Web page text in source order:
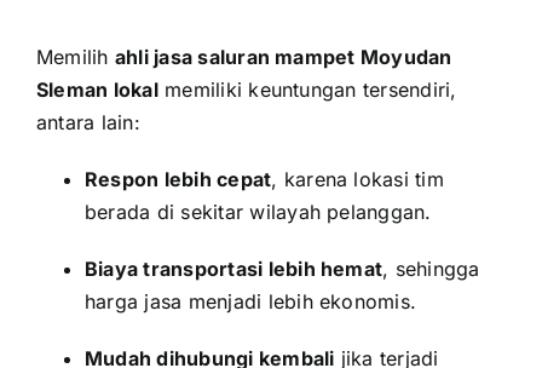
Memilih ahli jasa saluran mampet Moyudan
Sleman lokalmemiliki keuntungan tersendiri,
antara lain:
Respon lebih cepat, karena lokasi tim
berada di sekitar wilayah pelanggan.
Biaya transportasi lebih hemat, sehingga
harga jasa menjadi lebih ekonomis.
Mudah dihubungi kembali jika terjadi